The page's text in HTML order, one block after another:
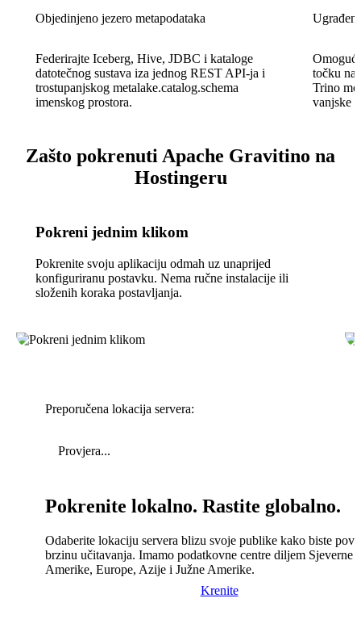
Objedinjeno jezero metapodataka
Federirajte Iceberg, Hive, JDBC i kataloge
datotečnog sustava iza jednog REST API-ja i
trostupanjskog metalake.catalog.schema
imenskog prostora.
točku na
Trino
vanjske
Zašto pokrenuti Apache Gravitino na
Hostingeru
Pokreni jednim klikom
Pokrenite svoju aplikaciju odmah uz unaprijed
konfiguriranu postavku. Nema ručne instalacije ili
složenih koraka postavljanja.
Preporučena lokacija servera:
Provjera...
Pokrenite lokalno. Rastite globalno.
Odaberite lokaciju servera blizu svoje publike kako biste
brzinu učitavanja. Imamo podatkovne centre diljem Sjeverne
Amerike, Europe, Azije i Južne Amerike.
Krenite